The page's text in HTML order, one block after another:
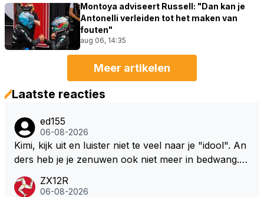
Montoya adviseert Russell: "Dan kan je
Antonelli verleiden tot het maken van
fouten"
aug 06, 14:35
Meer artikelen
Laatste reacties
ed155
06-08-2026
Kimi, kijk uit en luister niet te veel naar je "idool". An
ders heb je je zenuwen ook niet meer in bedwang. Zi
Marquez/Jos ? Veel gezelliger
ZX12R
06-08-2026